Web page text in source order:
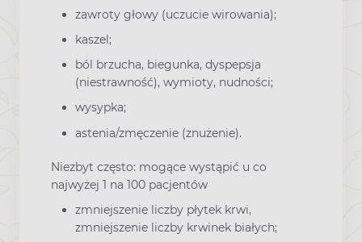
zawroty głowy (uczucie wirowania);
kaszel;
ból brzucha, biegunka, dyspepsja
(niestrawność), wymioty, nudności;
wysypka;
astenia/zmęczenie (znużenie).
Niezbyt często: mogące wystąpić u co
najwyżej 1 na 100 pacjentów
zmniejszenie liczby płytek krwi,
zmniejszenie liczby krwinek białych;